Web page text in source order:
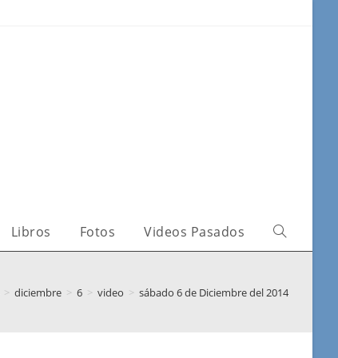
Libros Fotos Videos Pasados
> diciembre > 6 > video > sábado 6 de Diciembre del 2014